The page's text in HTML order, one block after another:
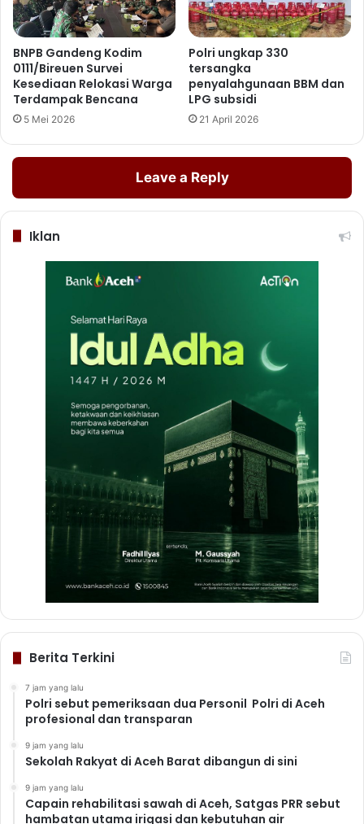
BNPB Gandeng Kodim
0111/Bireuen Survei
Kesediaan Relokasi Warga
Terdampak Bencana
5 Mei 2026
Polri ungkap 330
tersangka
penyalahgunaan BBM dan
LPG subsidi
21 April 2026
Leave a Reply
Iklan
Berita Terkini
7 jam yang lalu
Polri sebut pemeriksaan dua Personil Polri di Aceh
profesional dan transparan
9 jam yang lalu
Sekolah Rakyat di Aceh Barat dibangun di sini
9 jam yang lalu
Capain rehabilitasi sawah di Aceh, Satgas PRR sebut
hambatan utama irigasi dan kebutuhan air